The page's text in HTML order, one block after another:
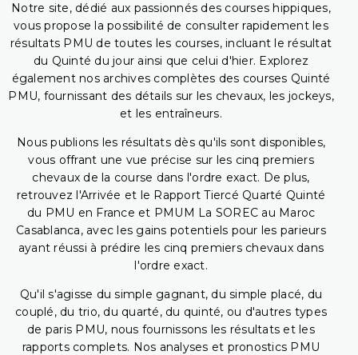
Notre site, dédié aux passionnés des courses hippiques,
vous propose la possibilité de consulter rapidement les
résultats PMU de toutes les courses, incluant le résultat
du Quinté du jour ainsi que celui d'hier. Explorez
également nos archives complètes des courses Quinté
PMU, fournissant des détails sur les chevaux, les jockeys,
et les entraîneurs.
Nous publions les résultats dès qu'ils sont disponibles,
vous offrant une vue précise sur les cinq premiers
chevaux de la course dans l'ordre exact. De plus,
retrouvez l'Arrivée et le Rapport Tiercé Quarté Quinté
du PMU en France et PMUM La SOREC au Maroc
Casablanca, avec les gains potentiels pour les parieurs
ayant réussi à prédire les cinq premiers chevaux dans
l'ordre exact.
Qu'il s'agisse du simple gagnant, du simple placé, du
couplé, du trio, du quarté, du quinté, ou d'autres types
de paris PMU, nous fournissons les résultats et les
rapports complets. Nos analyses et pronostics PMU